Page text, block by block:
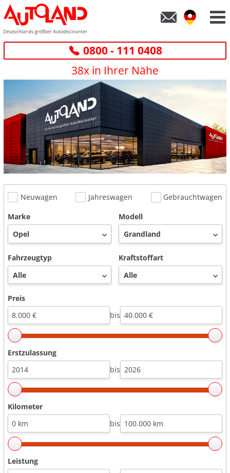
0800 - 111 0408
38x in Ihrer Nähe
Neuwagen Jahreswagen
Gebrauchtwagen
Marke
Modell
Fahrzeugtyp Kraftstoffart
Preis
bis
Erstzulassung
bis
Kilometer
bis
Leistung